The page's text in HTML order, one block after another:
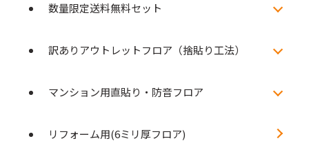
数量限定送料無料セット
訳ありアウトレットフロア（捨貼り工法）
マンション用直貼り・防音フロア
リフォーム用(6ミリ厚フロア)